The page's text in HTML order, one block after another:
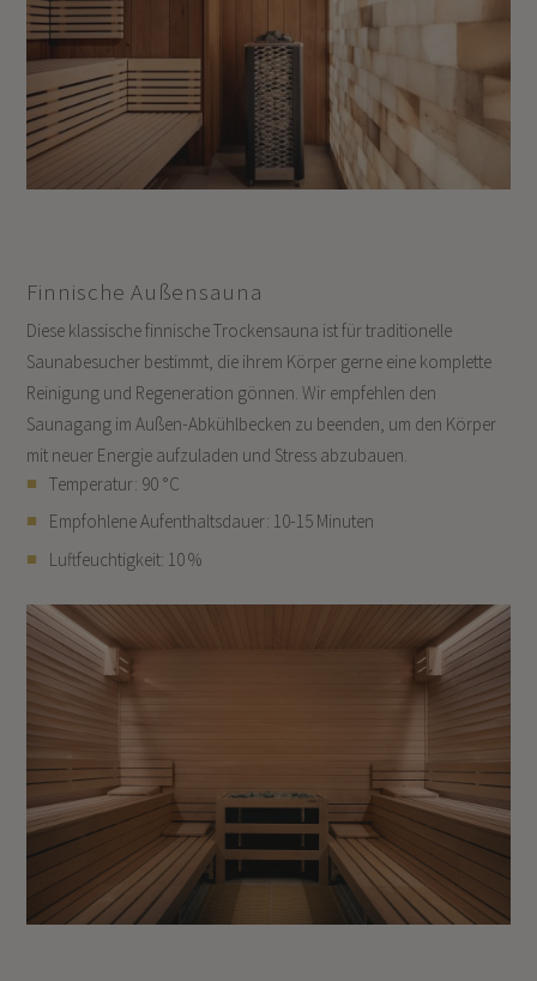
Finnische Außensauna
Diese klassische finnische Trockensauna ist für traditionelle
Saunabesucher bestimmt, die ihrem Körper gerne eine komplette
Reinigung und Regeneration gönnen. Wir empfehlen den
Saunagang im Außen-Abkühlbecken zu beenden, um den Körper
mit neuer Energie aufzuladen und Stress abzubauen.
Temperatur: 90 °C
Empfohlene Aufenthaltsdauer: 10-15 Minuten
Luftfeuchtigkeit: 10 %